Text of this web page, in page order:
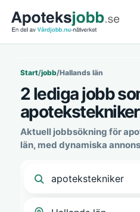
Start/jobb/Hallands län
2 lediga jobb
Aktuell jobbsökning för
län, med dynamiska